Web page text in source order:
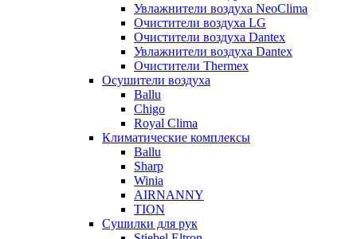
Увлажнители воздуха NeoClima
Очистители воздуха LG
Очистители воздуха Dantex
Увлажнители воздуха Dantex
Очистители Thermex
Осушители воздуха
Ballu
Chigo
Royal Clima
Климатические комплексы
Ballu
Sharp
Winia
AIRNANNY
TION
Сушилки для рук